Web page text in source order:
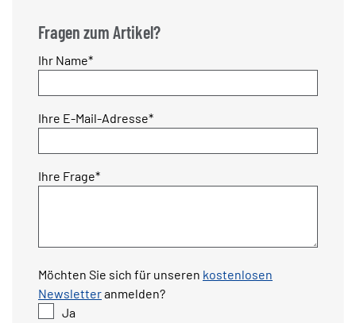
Fragen zum Artikel?
Pflichtfeld
Ihr Name*
Pflichtfeld
Ihre E-Mail-Adresse*
Pflichtfeld
Ihre Frage*
Möchten Sie sich für unseren kostenlosen
Newsletteranmelden?
Ja